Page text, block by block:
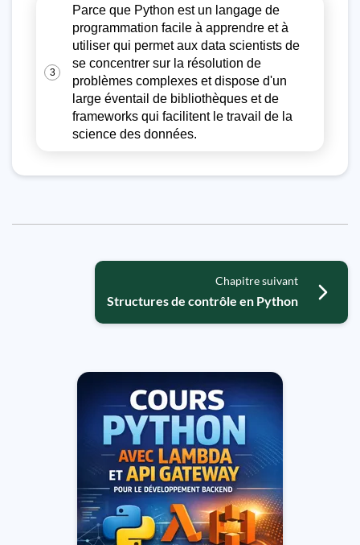
3
Parce que Python est un langage de
programmation facile à apprendre et à
utiliser qui permet aux data scientists de
se concentrer sur la résolution de
problèmes complexes et dispose d'un
large éventail de bibliothèques et de
frameworks qui facilitent le travail de la
science des données.
Chapitre suivant
Structures de contrôle en Python